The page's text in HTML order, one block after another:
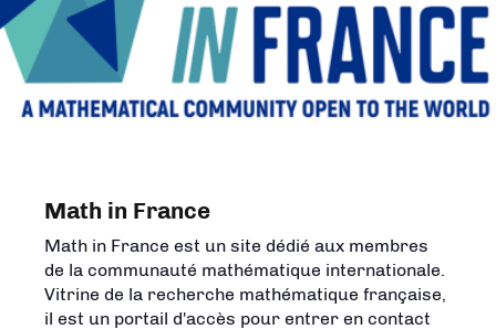
Math in France
Math in France est un site dédié aux membres
de la communauté mathématique internationale.
Vitrine de la recherche mathématique française,
il est un portail d'accès pour entrer en contact
L'Univers des mathématiques
Créée en 2023 par l'Insmi, cette carte met en
image les domaines de la recherche en
mathématiques et montre que les
mathématiques répondent à des questions